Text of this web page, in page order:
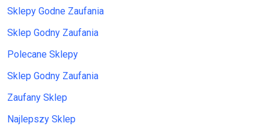
Sklepy Godne Zaufania
Sklep Godny Zaufania
Polecane Sklepy
Sklep Godny Zaufania
Zaufany Sklep
Najlepszy Sklep